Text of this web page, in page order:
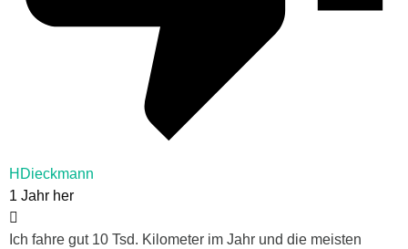
HDieckmann
1 Jahr her
Ich fahre gut 10 Tsd. Kilometer im Jahr und die meisten